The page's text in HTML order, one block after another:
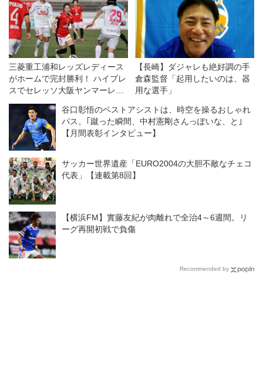
三菱重工浦和レッズレディース
がホームで完封勝利！ ハイプレ
スでセレッソ大阪ヤンマーレデ
ィースを攻守に圧倒◎WEリー
グ第11節
【長崎】ダジャレも絶好調の手
倉森監督「起用したいのは、器
用な選手」
谷口彰悟のベストアシストは、時空を操るおしゃれ
パス。｢蹴った瞬間、中村憲剛さんっぽいな、と｣
【月間表彰インタビュー】
サッカー世界遺産「EURO2004の大胆不敵なチェコ
代表」【連載第8回】
【横浜FM】實藤友紀が肉離れで全治4～6週間。リ
ーグ再開初戦で負傷
Recommended by